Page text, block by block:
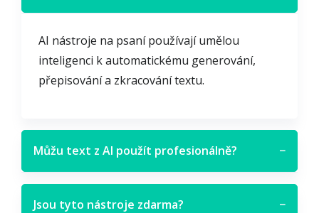
AI nástroje na psaní používají umělou
inteligenci k automatickému generování,
přepisování a zkracování textu.
Můžu text z AI použít profesionálně? −
Jsou tyto nástroje zdarma? −